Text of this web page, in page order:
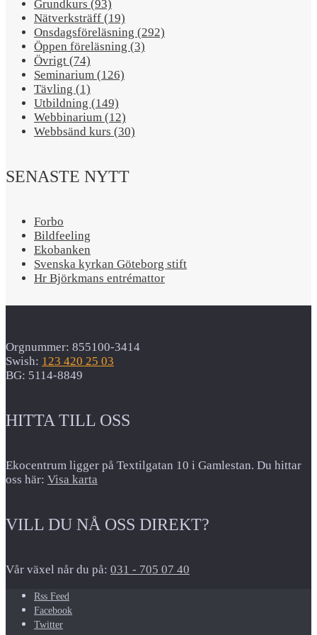
Grundkurs (93)
Nätverksträff (19)
Onsdagsföreläsning (292)
Öppen föreläsning (3)
Övrigt (74)
Seminarium (126)
Tävling (1)
Utbildning (149)
Webbinarium (12)
Webbsänd kurs (30)
SENASTE NYTT
Forbo
Bildfeeling
Ekobanken
Svenska kyrkan Göteborg stift
Hr Björkmans entrémattor
Orgnummer: 855100-3414
Swish: 123 420 25 03
BG: 5114-8849
HITTA TILL OSS
Ekocentrum ligger på Textilgatan 10 i Gamlestan. Du hittar
oss här: Visa karta
VILL DU NÅ OSS DIREKT?
Vår växel når du på: 031 - 705 07 40
Rss Feed
Facebook
Twitter